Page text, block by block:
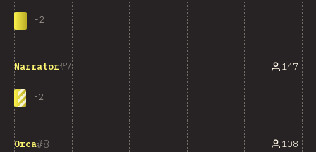
-2
7
Narrator
-2
147
8
Orca 108